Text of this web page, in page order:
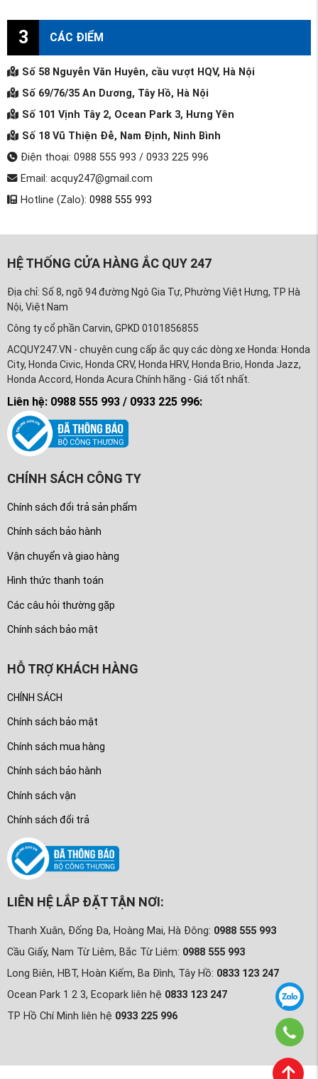
3 CÁC ĐIỂM
Số 58 Nguyễn Văn Huyên, cầu vượt HQV, Hà Nội
Số 69/76/35 An Dương, Tây Hồ, Hà Nội
Số 101 Vịnh Tây 2, Ocean Park 3, Hưng Yên
Số 18 Vũ Thiện Đễ, Nam Định, Ninh Bình
Điện thoại: 0988 555 993 / 0933 225 996
Email: acquy247@gmail.com
Hotline (Zalo): 0988 555 993
HỆ THỐNG CỬA HÀNG ẮC QUY 247
Địa chỉ: Số 8, ngõ 94 đường Ngô Gia Tự, Phường Việt Hưng, TP Hà
Nội, Việt Nam
Công ty cổ phần Carvin, GPKD 0101856855
ACQUY247.VN - chuyên cung cấp ắc quy các dòng xe Honda: Honda
City, Honda Civic, Honda CRV, Honda HRV, Honda Brio, Honda Jazz,
Honda Accord, Honda Acura Chính hãng - Giá tốt nhất.
Liên hệ: 0988 555 993 / 0933 225 996:
CHÍNH SÁCH CÔNG TY
Chính sách đổi trả sản phẩm
Chính sách bảo hành
Vận chuyển và giao hàng
Hình thức thanh toán
Các câu hỏi thường gặp
Chính sách bảo mật
HỖ TRỢ KHÁCH HÀNG
CHÍNH SÁCH
Chính sách bảo mật
Chính sách mua hàng
Chính sách bảo hành
Chính sách vận
Chính sách đổi trả
LIÊN HỆ LẮP ĐẶT TẬN NƠI:
Thanh Xuân, Đống Đa, Hoàng Mai, Hà Đông: 0988 555 993
Cầu Giấy, Nam Từ Liêm, Bắc Từ Liêm: 0988 555 993
Long Biên, HBT, Hoàn Kiếm, Ba Đình, Tây Hồ: 0833 123 247
Ocean Park 1 2 3, Ecopark liên hệ 0833 123 247
TP Hồ Chí Minh liên hệ 0933 225 996